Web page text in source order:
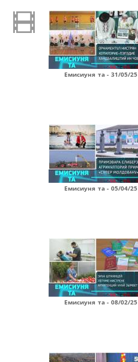
Емисиуня та - 31/05/25
Емисиуня та - 05/04/25
Емисиуня та - 08/02/25